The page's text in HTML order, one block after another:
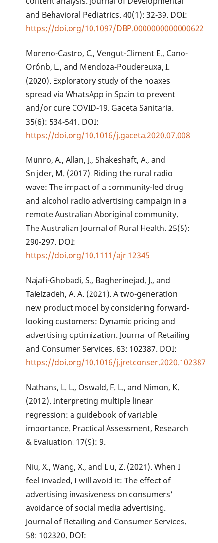
and Behavioral Pediatrics. 40(1): 32-39. DOI:
https://doi.org/10.1097/DBP.0000000000000622
Moreno-Castro, C., Vengut-Climent E., Cano-
Orónb, L., and Mendoza-Poudereuxa, I.
(2020). Exploratory study of the hoaxes
spread via WhatsApp in Spain to prevent
and/or cure COVID-19. Gaceta Sanitaria.
35(6): 534-541. DOI:
https://doi.org/10.1016/j.gaceta.2020.07.008
Munro, A., Allan, J., Shakeshaft, A., and
Snijder, M. (2017). Riding the rural radio
wave: The impact of a community-led drug
and alcohol radio advertising campaign in a
remote Australian Aboriginal community.
The Australian Journal of Rural Health. 25(5):
290-297. DOI:
https://doi.org/10.1111/ajr.12345
Najafi-Ghobadi, S., Bagherinejad, J., and
Taleizadeh, A. A. (2021). A two-generation
new product model by considering forward-
looking customers: Dynamic pricing and
advertising optimization. Journal of Retailing
and Consumer Services. 63: 102387. DOI:
https://doi.org/10.1016/j.jretconser.2020.102387
Nathans, L. L., Oswald, F. L., and Nimon, K.
(2012). Interpreting multiple linear
regression: a guidebook of variable
importance. Practical Assessment, Research
& Evaluation. 17(9): 9.
Niu, X., Wang, X., and Liu, Z. (2021). When I
feel invaded, I will avoid it: The effect of
advertising invasiveness on consumers’
avoidance of social media advertising.
Journal of Retailing and Consumer Services.
58: 102320. DOI: